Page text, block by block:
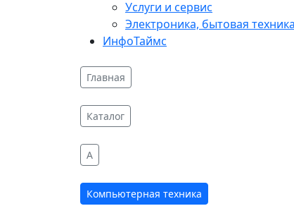
Услуги и сервис
Электроника, бытовая техника
ИнфоТаймс
Главная
Каталог
A
Компьютерная техника